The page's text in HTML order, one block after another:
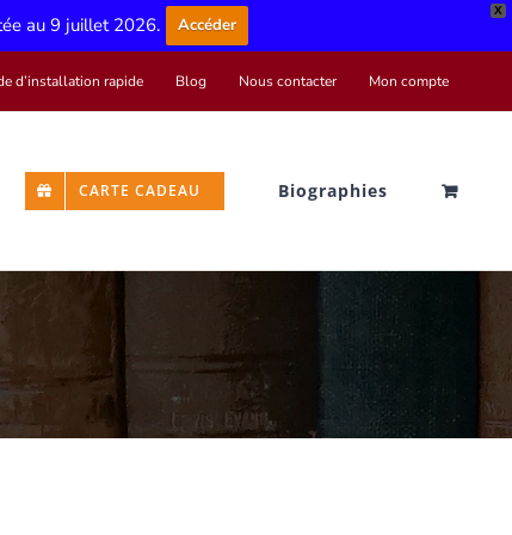
X
au 9 juillet 2026. Accéder
d’installation rapide Blog Nous contacter Mon compte
CARTE CADEAU Biographies